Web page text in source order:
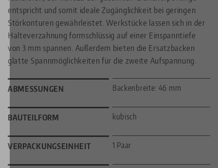
entspricht und somit ideale Zugänglichkeit bei geringen
Störkonturen gewährleistet. Werkstücke lassen sich in der
Halteverzahnung formschlüssig auf einer Einspanntiefe
von 3 mm spannen. Außerdem bieten die Ersatzbacken
glatte Spannmöglichkeiten für die zweite Aufspannung.
ABMESSUNGEN Backenbreite: 46 mm
BAUTEILFORM kubisch
VERPACKUNGSEINHEIT 1 Paar